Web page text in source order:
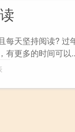
天坚持阅读? 过
有更多的时间可以